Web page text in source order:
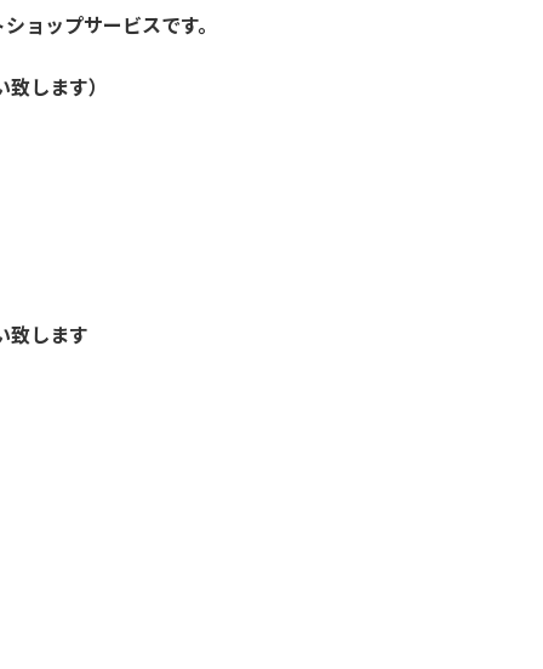
ョップサービスです。
します）
致します